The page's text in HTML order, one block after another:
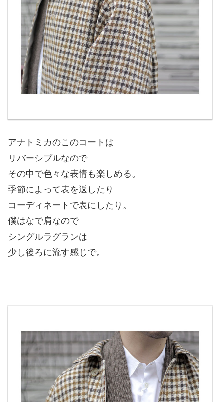
アナトミカのこのコートは
リバーシブルなので
その中で色々な表情も楽しめる。
季節によって表を返したり
コーディネートで表にしたり。
僕はなで肩なので
シングルラグランは
少し後ろに流す感じで。